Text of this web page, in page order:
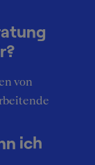
von
ich